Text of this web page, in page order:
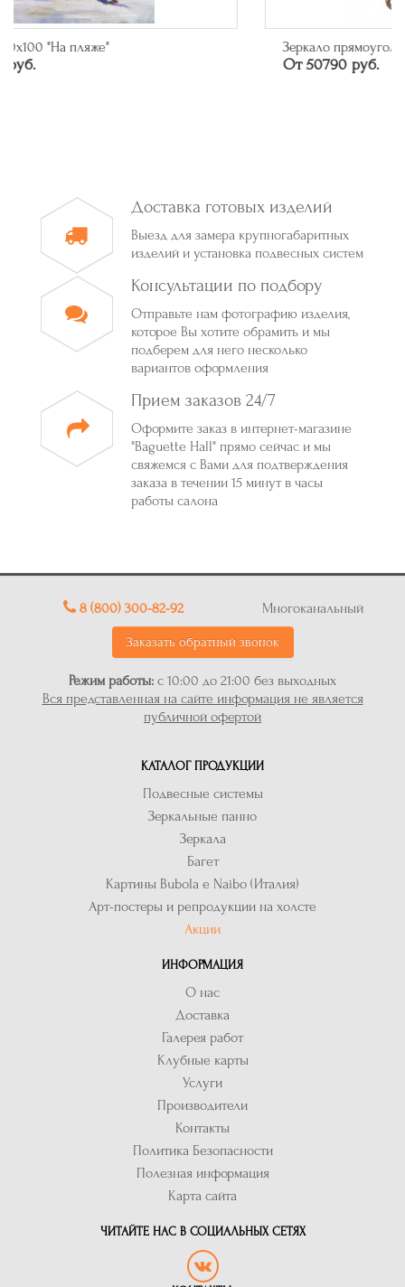
Зеркало прямоугольное в багете цвета серебро
Доставка готовых изделий
Выезд для замера крупногабаритных
изделий и установка подвесных систем
Консультации по подбору
Отправьте нам фотографию изделия,
которое Вы хотите обрамить и мы
подберем для него несколько
вариантов оформления
Прием заказов 24/7
Оформите заказ в интернет-магазине
"Baguette Hall" прямо сейчас и мы
свяжемся с Вами для подтверждения
заказа в течении 15 минут в часы
работы салона
8 (800) 300-82-92 Многоканальный
Заказать обратный звонок
Режим работы: с 10:00 до 21:00 без выходных
Вся представленная на сайте информация не является
публичной офертой
КАТАЛОГ ПРОДУКЦИИ
Подвесные системы
Зеркальные панно
Зеркала
Багет
Картины Bubola e Naibo (Италия)
Арт-постеры и репродукции на холсте
Акции
ИНФОРМАЦИЯ
О нас
Доставка
Галерея работ
Клубные карты
Услуги
Производители
Контакты
Политика Безопасности
Полезная информация
Карта сайта
ЧИТАЙТЕ НАС В СОЦИАЛЬНЫХ СЕТЯХ